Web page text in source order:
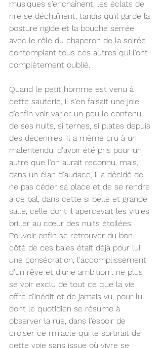
musiques s'enchaînent, les éclats de
rire se déchaînent, tandis qu'il garde la
posture rigide et la bouche serrée
avec le rôle du chaperon de la soirée
contemplant tous ces autres qui l'ont
complètement oublié.
Quand le petit homme est venu à
cette sauterie, il s'en faisait une joie
d'enfin voir varier un peu le contenu
de ses nuits, si ternes, si plates depuis
des décennies. Il a même cru à un
malentendu, d'avoir été pris pour un
autre que l'on aurait reconnu, mais,
dans un élan d'audace, il a décidé de
ne pas céder sa place et de se rendre
à ce bal, dans cette si belle et grande
salle, celle dont il apercevait les vitres
briller au cœur des nuits étoilées.
Pouvoir enfin se retrouver du bon
côté de ces baies était déjà pour lui
une consécration, l'accomplissement
d'un rêve et d'une ambition : ne plus
se voir exclu de tout ce que la vie
offre d'inédit et de jamais vu, pour lui
dont le quotidien se résume à
observer la rue, dans l'espoir de
croiser ce miracle qui le sortirait de
cette voie sans issue où vivre se